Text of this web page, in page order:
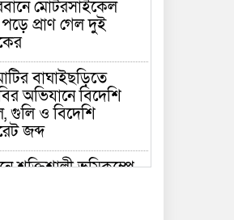
মোটরসাইকেল
প্রাণ গেল দুই
বাঘাইছড়িতে
অভিযানে বিদেশি
গুলি ও বিদেশি
জব্দ
শক্তিশালী ভূমিকম্পে